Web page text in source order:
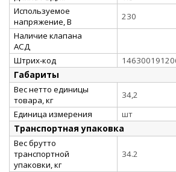
Используемое
напряжение, В
230
Наличие клапана
АСД
Штрих-код
Габариты
Вес нетто единицы
товара, кг
34,2
Единица измерения
шт
Транспортная упаковка
Вес брутто
транспортной
упаковки, кг
34.2